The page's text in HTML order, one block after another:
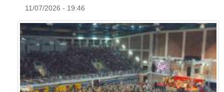
11/07/2026 - 19:46